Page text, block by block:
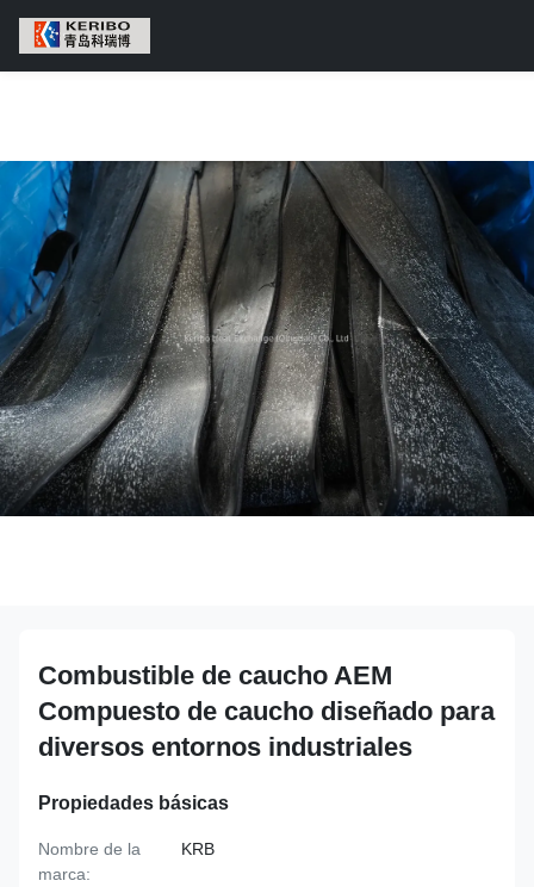
Combustible de caucho AEM
Compuesto de caucho diseñado para
diversos entornos industriales
Propiedades básicas
Nombre de la
marca:
KRB